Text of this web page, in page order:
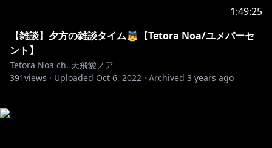
1:49:25
【雑談】夕方の雑談タイム👼【Tetora Noa/ユメパーセ
ント】
Tetora Noa ch. 天飛愛ノア
391views · Uploaded Oct 6, 2022 · Archived 3 years ago